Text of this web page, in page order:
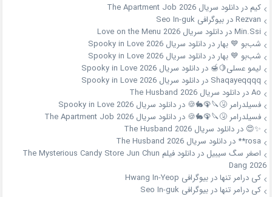
کیم دردانلود سریال The Apartment Job 2026
Rezvanدربیوگرافی Seo In-guk
Min.Ssiدردانلود سریال Love on the Menu 2026
شب‌بو 💙 بهار دردانلود سریال Spooky in Love 2026
شب‌بو 💙 بهار دردانلود سریال Spooky in Love 2026
لیمو عسلی🍋🍯 دردانلود سریال Spooky in Love 2026
Shaqayeqqqq دردانلود سریال Spooky in Love 2026
Aoدردانلود سریال The Husband 2026
فسیلدرامر 🤧🔪🦚🐇🍪 دردانلود سریال Spooky in Love 2026
فسیلدرامر 🤧🔪🦚🐇🍪 دردانلود سریال The Apartment Job 2026
✨😍 دردانلود سریال The Husband 2026
rosa**
دردانلود سریال The Husband 2026
اصغر سگ سیبیل در
دانلود فیلم The Mysterious Candy Store Jun Chun
Dang 2026
کی درامر تنهادربیوگرافی Hwang In-Yeop
کی درامر تنهادربیوگرافی Seo In-guk